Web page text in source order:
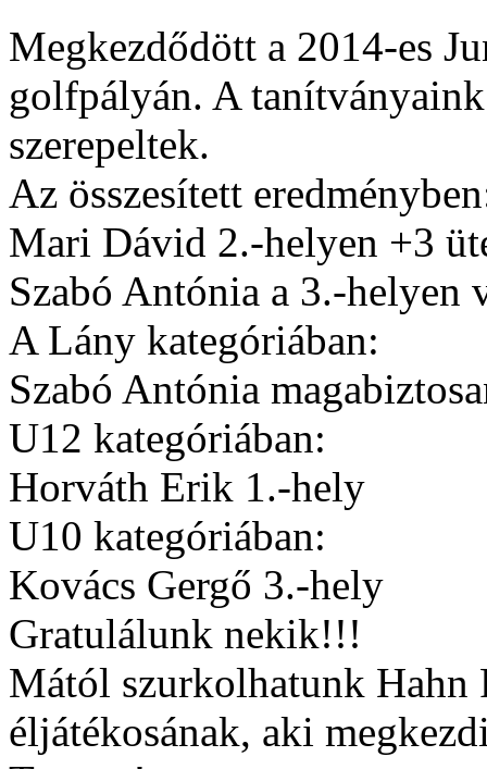
Megkezdődött a 2014-es
golfpályán. A
szerepeltek.
Az összesített
Mari Dávid 2.-helyen +3
Szabó Antónia a 3.-helyen
A Lány kategóriában:
Szabó Antónia
U12 kategóriában:
Horváth Erik 1.-hely
U10 kategóriában:
Kovács Gergő 3.-hely
Gratulálunk nekik!!!
Mától szurkolhatunk Hahn
éljátékosának, aki